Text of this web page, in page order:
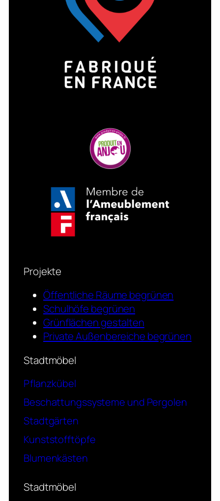
Projekte
Öffentliche Räume begrünen
Schulhöfe begrünen
Grünflächen gestalten
Private Außenbereiche begrünen
Stadtmöbel
Pflanzkübel
Beschattungssysteme und Pergolen
Stadtgärten
Kunststofftöpfe
Blumenkästen
Stadtmöbel